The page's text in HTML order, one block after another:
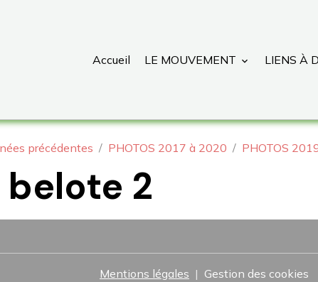
Accueil LE MOUVEMENT LIENS À
précédentes PHOTOS 2017 à 2020 PHOTOS
2
Mentions légales Gestion des cookies